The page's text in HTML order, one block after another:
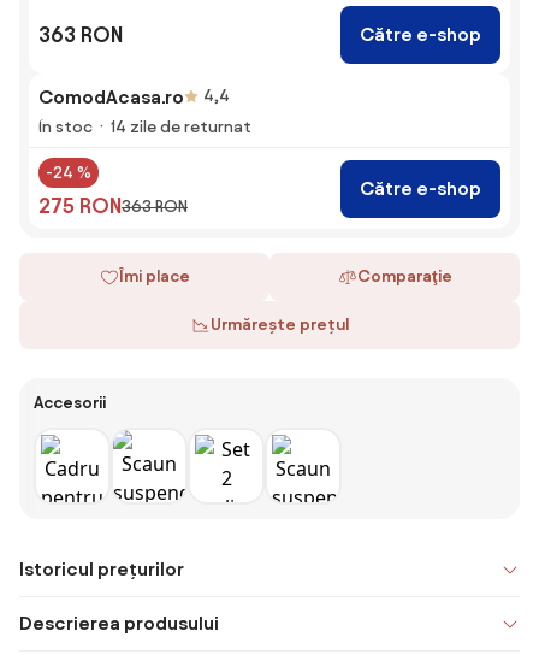
363 RON Către e-shop
ComodAcasa.ro
4,4
În stoc
14 zile de returnat
-24 %
275 RON363 RON
Către e-shop
Îmi place Comparaţie
Urmărește prețul
Accesorii
Istoricul prețurilor
Descrierea produsului